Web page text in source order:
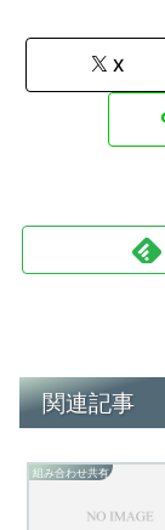
X
関連記事
組み合わせ共有